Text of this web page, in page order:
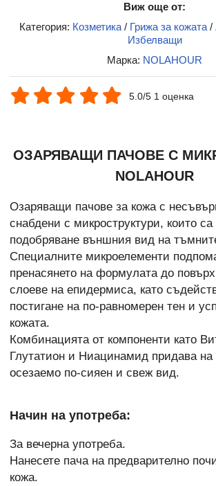
Виж още от:
Категория: Козметика / Грижа за кожата /
Избелващи
Марка: NOLAHOUR
5.0/5 1 оценка
ОЗАРЯВАЩИ ПАЧОВЕ С
NOLAHOUR
Озаряващи пачове за кожа с
снабдени с микроструктури, които
подобряване външния вид на
Специалните микроелементи
пренасянето на формулата до
слоеве на епидермиса, като
постигане на по-равномерен тен и
кожата.
Комбинацията от компоненти като
Глутатион и Ниацинамид придава на
осезаемо по-сияен и свеж вид.
Начин на употреба:
За вечерна употреба.
Нанесете пача на предварително
кожа.